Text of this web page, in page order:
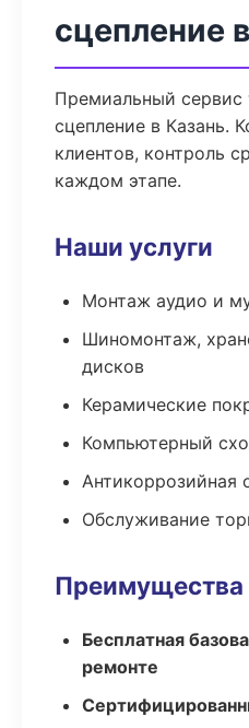
сцепление
Премиальный сервис
сцепление в Казань.
клиентов, контроль
каждом этапе.
Наши услуги
Монтаж аудио и
Шиномонтаж,
дисков
Керамические
Компьютерный
Антикоррозийная
Обслуживание
Преимущества
Бесплатная
ремонте